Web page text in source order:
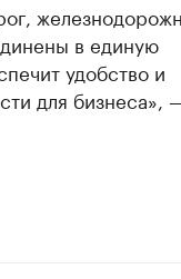
в единую
удобство и
для бизнеса»,